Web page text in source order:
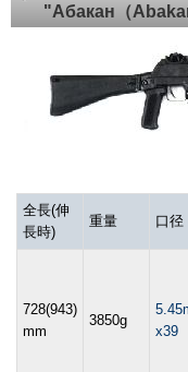
"Абакан（
全長(伸
長時)
重量 口径
728(943)
mm
3850g
x39